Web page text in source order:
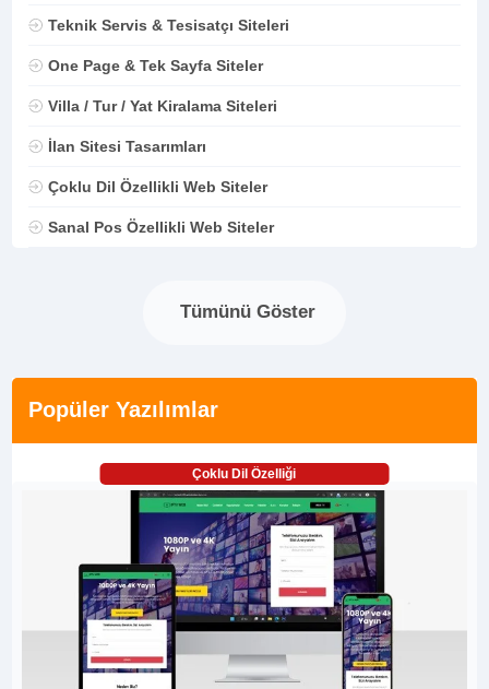
Teknik Servis & Tesisatçı Siteleri
One Page & Tek Sayfa Siteler
Villa / Tur / Yat Kiralama Siteleri
İlan Sitesi Tasarımları
Çoklu Dil Özellikli Web Siteler
Sanal Pos Özellikli Web Siteler
Tümünü Göster
Popüler Yazılımlar
Çoklu Dil Özelliği